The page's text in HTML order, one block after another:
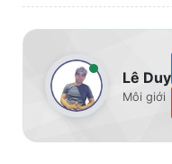
Lê Duy
Môi giới